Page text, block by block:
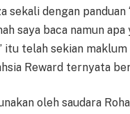
sekali dengan panduan
saya baca namun apa
itu telah sekian
Reward ternyata
oleh saudara